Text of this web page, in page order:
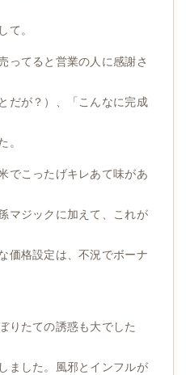
て。
ってると営業の人に感謝さ
だが？）、「こんなに完成
。
でこったげキレあて味があ
マジックに加えて、これが
価格設定は、不況でボーナ
りたての誘惑も大でした
ました。風邪とインフルが